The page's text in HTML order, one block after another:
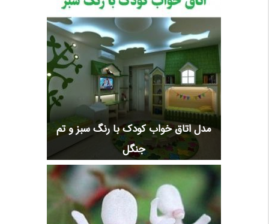
مدل اتاق خواب کودک با رنگ سبز و تم
جنگل